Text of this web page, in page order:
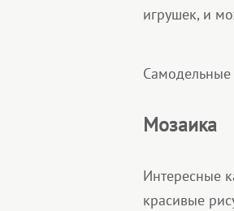
игрушек, и
Самодельные
Мозаика
Интересные
красивые